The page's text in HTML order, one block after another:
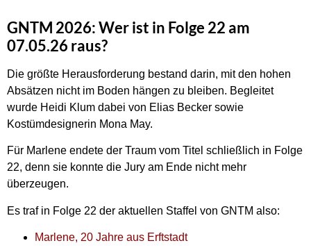
GNTM 2026: Wer ist in Folge 22 am
07.05.26 raus?
Die größte Herausforderung bestand darin, mit den hohen
Absätzen nicht im Boden hängen zu bleiben. Begleitet
wurde Heidi Klum dabei von Elias Becker sowie
Kostümdesignerin Mona May.
Für Marlene endete der Traum vom Titel schließlich in Folge
22, denn sie konnte die Jury am Ende nicht mehr
überzeugen.
Es traf in Folge 22 der aktuellen Staffel von GNTM also:
Marlene, 20 Jahre aus Erftstadt